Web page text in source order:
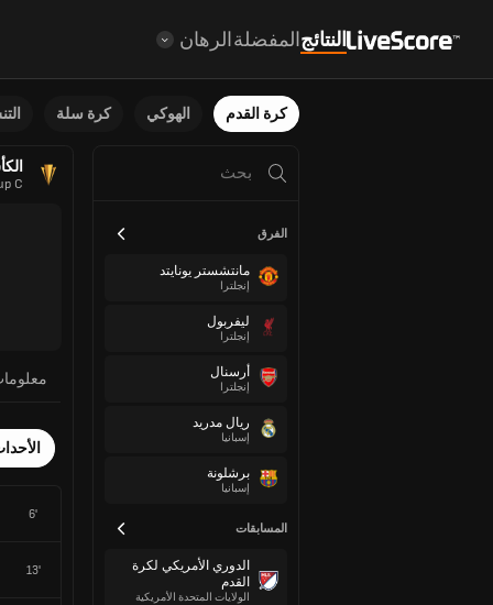
النتائجالمفضلةالرهان
كرة القدم الهوكي كرة سلة
الفرق
مانتشستر يونايتد
إنجلترا
ليفربول
إنجلترا
أرسنال
إنجلترا
ريال مدريد
إسبانيا
برشلونة
إسبانيا
المسابقات
الدوري الأمريكي لكرة
القدم
الولايات المتحدة الأمريكية
C
6'
13'